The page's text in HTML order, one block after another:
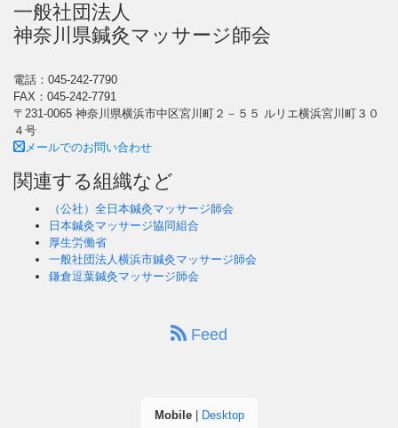
一般社団法人
神奈川県鍼灸マッサージ師会
電話：045-242-7790
FAX：045-242-7791
〒231-0065 神奈川県横浜市中区宮川町２－５５ ルリエ横浜宮川町３０
４号
メールでのお問い合わせ
関連する組織など
（公社）全日本鍼灸マッサージ師会
日本鍼灸マッサージ協同組合
厚生労働省
一般社団法人横浜市鍼灸マッサージ師会
鎌倉逗葉鍼灸マッサージ師会
Feed
Mobile| Desktop